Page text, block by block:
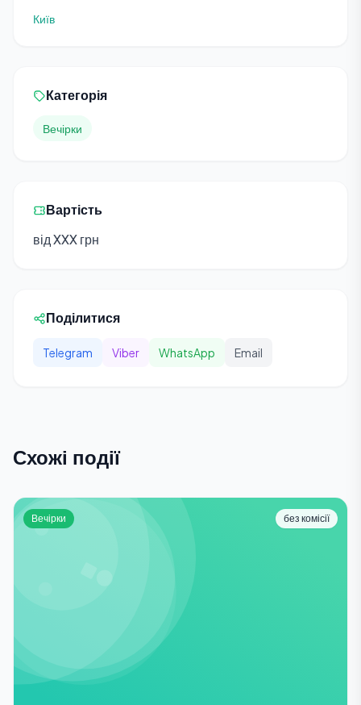
Київ
Категорія
Вечірки
Вартість
від XXX грн
Поділитися
Telegram Viber WhatsApp Email
Схожі події
Вечірки без комісії